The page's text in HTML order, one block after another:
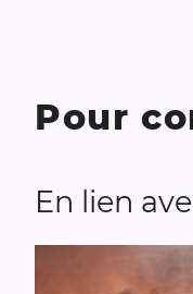
Pour
En lien